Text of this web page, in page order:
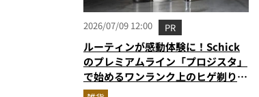
2026/07/09 12:00 PR
ルーティンが感動体験に！Schick
のプレミアムライン「プロジスタ」
で始めるワンランク上のヒゲ剃り習
慣